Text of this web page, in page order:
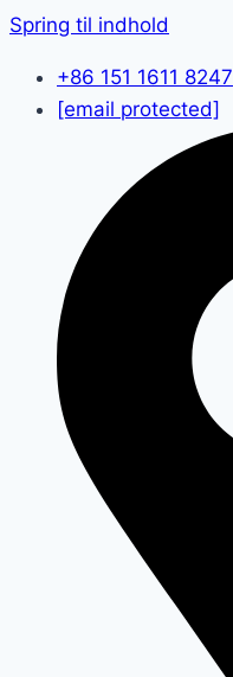
Spring til indhold
+86 151 1611 8247
[email protected]